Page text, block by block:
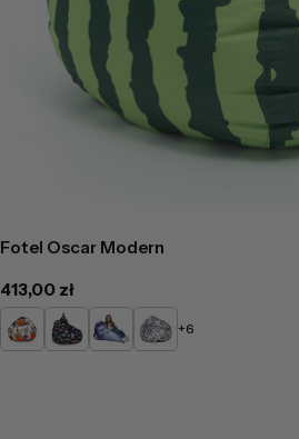
Fotel Oscar Modern
Cena
regularna
413,00 zł
DG42
DG40 DG52 DG48 +6